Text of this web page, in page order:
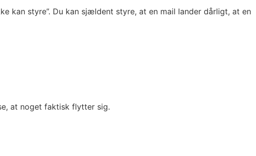
kan styre”. Du kan sjældent styre, at en mail lander dårligt, at en
at noget faktisk flytter sig.